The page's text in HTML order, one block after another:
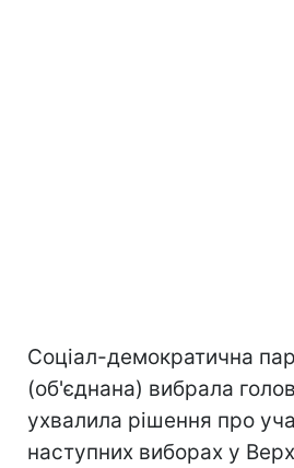
Соціал-демократична
(об'єднана) вибрала
ухвалила рішення про
наступних виборах у